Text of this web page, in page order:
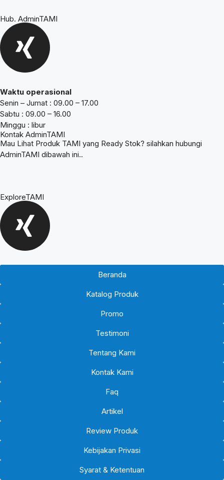
Hub. AdminTAMI
Waktu operasional
Senin – Jumat : 09.00 – 17.00
Sabtu : 09.00 – 16.00
Minggu : libur
Kontak AdminTAMI
Mau Lihat Produk TAMI yang Ready Stok? silahkan hubungi
AdminTAMI dibawah ini..
ExploreTAMI
Beranda
Katalog Produk
Promo
Testimoni
Tentang Kami
Kontak Kami
Faq
Artikel
Review Produk
Kebijakan Privasi
Syarat & Ketentuan